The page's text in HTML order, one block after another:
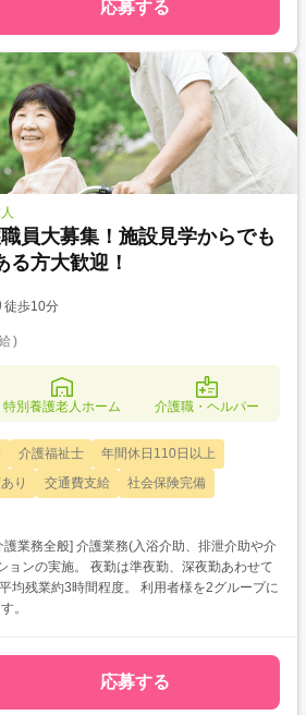
応募する
員大募集！施設見学からでも
方大歓迎！
歩10分
)
特別養護老人ホーム 介護職・ヘルパー
介護福祉士
年間休日110日以上
り 交通費支給
社会保険完備
業務全般] 介護業務(入浴介助、排泄介助や介
ョンの実施。 夜勤は準夜勤、深夜勤あわせて
均残業約3時間程度。 利用者様を2グループに
。
応募する